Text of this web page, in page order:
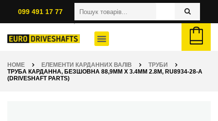
099 491 17 77
HOME ЕЛЕМЕНТИ КАРДАННИХ ВАЛІВ
ТРУБИ
ТРУБА КАРДАННА, БЕЗШОВНА 88,9ММ X 3.4ММ 2.8M, RU8934-28-A
(DRIVESHAFT PARTS)